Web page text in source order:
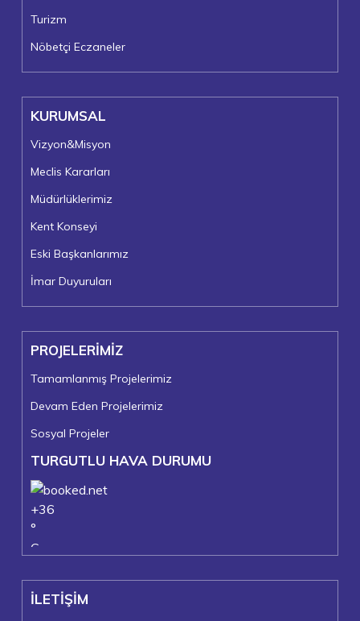
Turizm
Nöbetçi Eczaneler
KURUMSAL
Vizyon&Misyon
Meclis Kararları
Müdürlüklerimiz
Kent Konseyi
Eski Başkanlarımız
İmar Duyuruları
PROJELERİMİZ
Tamamlanmış Projelerimiz
Devam Eden Projelerimiz
Sosyal Projeler
TURGUTLU HAVA DURUMU
+36
°
C
+23°
Turgutlu
İLETİŞİM